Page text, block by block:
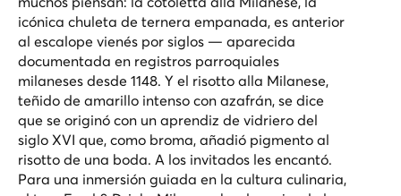
icónica chuleta de ternera empanada, es anterior
al escalope vienés por siglos — aparecida
documentada en registros parroquiales
milaneses desde 1148. Y el risotto alla Milanese,
teñido de amarillo intenso con azafrán, se dice
que se originó con un aprendiz de vidriero del
siglo XVI que, como broma, añadió pigmento al
risotto de una boda. A los invitados les encantó.
Para una inmersión guiada en la cultura culinaria,